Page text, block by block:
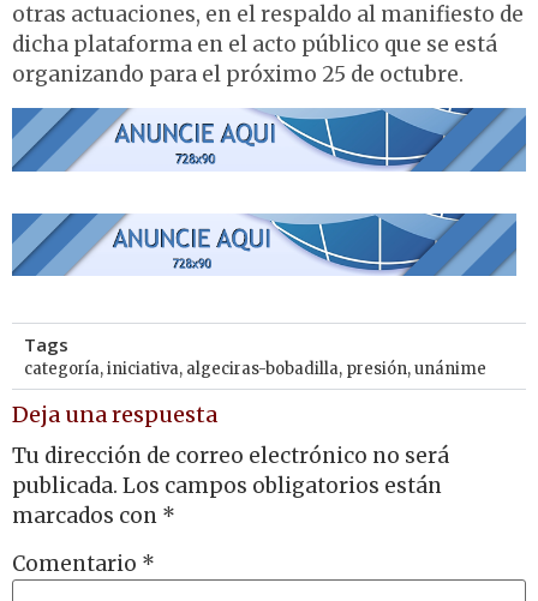
otras actuaciones, en el respaldo al manifiesto de
dicha plataforma en el acto público que se está
organizando para el próximo 25 de octubre.
Tags
categoría,iniciativa, algeciras-bobadilla, presión,unánime
Deja una respuesta
Tu dirección de correo electrónico no será
publicada. Los campos obligatorios están
marcados con *
Comentario *